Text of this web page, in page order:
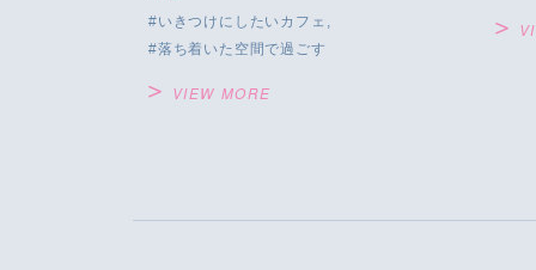
いきつけにしたいカフェ
落ち着いた空間で過ごす
VIEW MORE